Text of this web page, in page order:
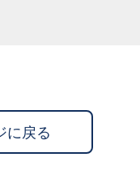
に戻る